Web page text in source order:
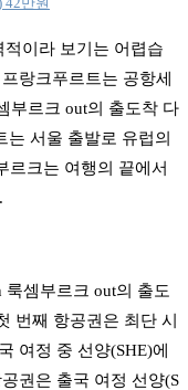
이라 보기는 어렵습
랑크푸르트는 공항세
부르크 out의 출도착 다
는 서울 출발로 유럽의
르크는 여행의 끝에서
룩셈부르크 out의 출도
번째 항공권은 최단 시
여정 중 선양(SHE)에
권은 출국 여정 선양(S